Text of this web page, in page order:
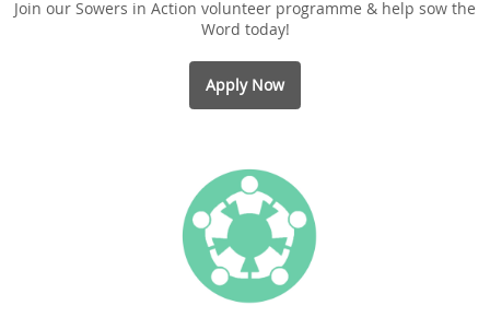
Join our Sowers in Action volunteer programme & help sow the
Word today!
Apply Now